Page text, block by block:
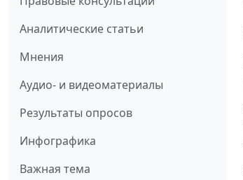
Аналитические статьи
Мнения
Аудио- и видеоматериалы
Результаты опросов
Инфографика
Важная тема